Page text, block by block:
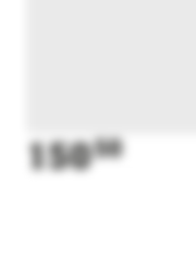
15050